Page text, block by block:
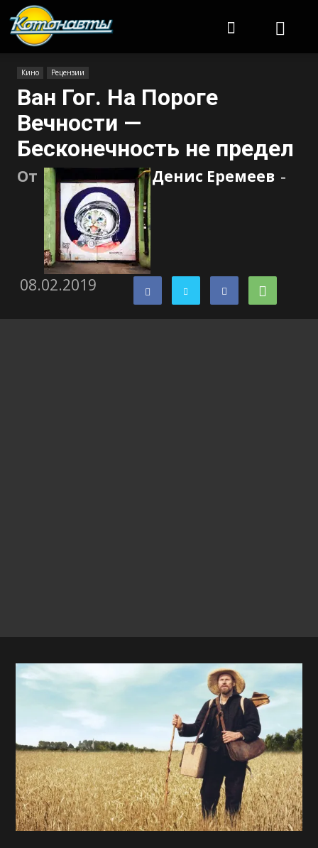
Кино Рецензии
Ван Гог. На Пороге
Вечности —
Бесконечность не предел
От Денис Еремеев -
08.02.2019